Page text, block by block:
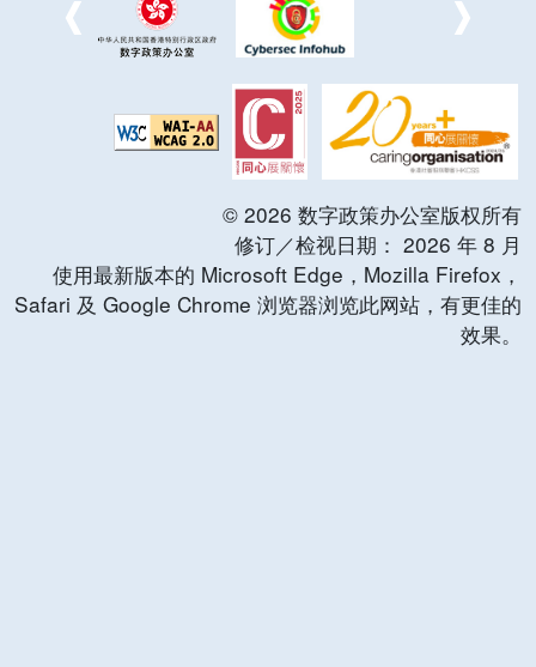
© 2026 数字政策办公室版权所有
修订／检视日期： 2026 年 8 月
使用最新版本的 Microsoft Edge，Mozilla Firefox，
Safari 及 Google Chrome 浏览器浏览此网站，有更佳的
效果。